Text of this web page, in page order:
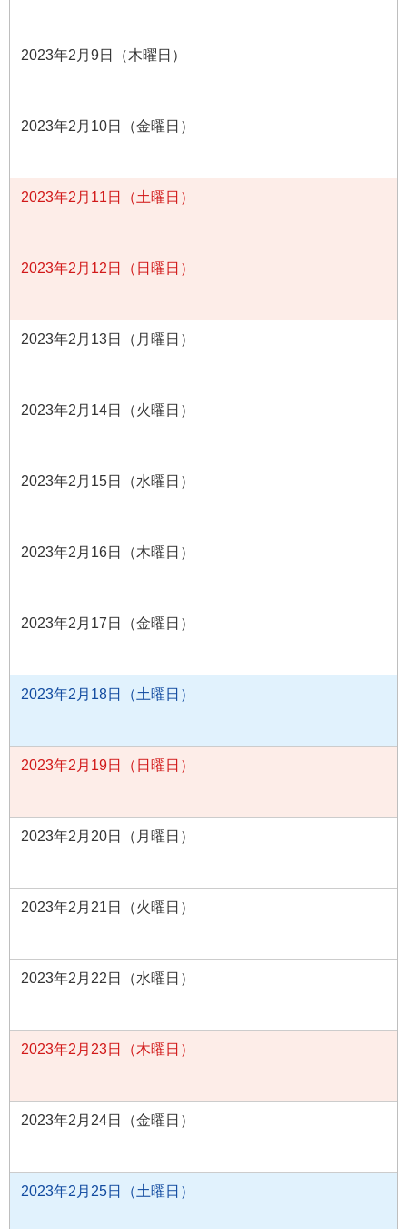
2023年2月9日（木曜日）
2023年2月10日（金曜日）
2023年2月11日（土曜日）
2023年2月12日（日曜日）
2023年2月13日（月曜日）
2023年2月14日（火曜日）
2023年2月15日（水曜日）
2023年2月16日（木曜日）
2023年2月17日（金曜日）
2023年2月18日（土曜日）
2023年2月19日（日曜日）
2023年2月20日（月曜日）
2023年2月21日（火曜日）
2023年2月22日（水曜日）
2023年2月23日（木曜日）
2023年2月24日（金曜日）
2023年2月25日（土曜日）